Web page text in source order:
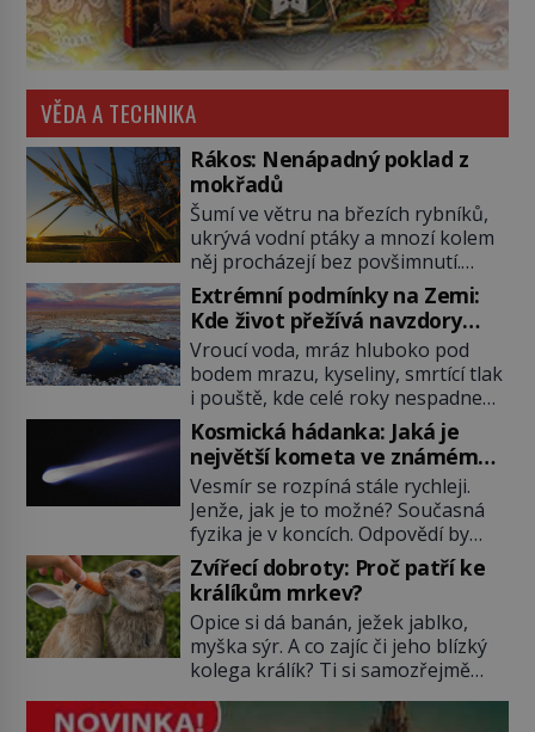
VĚDA A TECHNIKA
Rákos: Nenápadný poklad z
mokřadů
Šumí ve větru na březích rybníků,
ukrývá vodní ptáky a mnozí kolem
něj procházejí bez povšimnutí.
Přesto právě rákos pomáhal stavět
domy, vyrábět lodě, zapisovat první
texty a inspiroval řadu pověstí.
Tato skromná, ale užitečná
rostlina provází člověka už tisíce
let. Většina lidí vnímá rákos jen jako
obyčejnou kulisu letního koupání.
Stačí se však podívat […]
Extrémní podmínky na Zemi:
Kde život přežívá navzdory
všemu
Vroucí voda, mráz hluboko pod
bodem mrazu, kyseliny, smrtící tlak
i pouště, kde celé roky nespadne
jediná kapka deště. Na první
pohled místa, kde nemůže
existovat vůbec nic. Přesto právě
tady vědci objevují organismy,
které posouvají hranice života.
Každý nový nález mění naše
představy o tom, co všechno
dokáže příroda a napovídá, kde
bychom jednou […]
Kosmická hádanka: Jaká je
největší kometa ve známém
vesmíru?
Vesmír se rozpíná stále rychleji.
Jenže, jak je to možné? Současná
fyzika je v koncích. Odpovědí by
mohla být hypotetická temná
energie. Právě na tu se zaměří
pozornost dvojice zkušených
astronomů. Namísto ní ale objeví
něco mnohem hmatatelnějšího.
Naprosto rekordní kometu!
Astronomové Pedro Bernardinelli a
Gary Bernstein mravenčí prací
Zvířecí dobroty: Proč patří ke
králíkům mrkev?
Opice si dá banán, ježek jablko,
myška sýr. A co zajíc či jeho blízký
kolega králík? Ti si samozřejmě
podobné představy o potravě